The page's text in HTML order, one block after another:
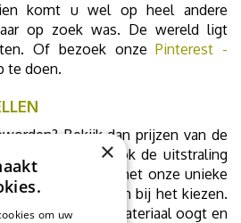
komt u wel op heel andere
op zoek was. De wereld ligt
Of bezoek onzePinterest -
te doen.
Bekijk dan prijzen van de
U kunt ook de uitstraling
uitproberen met onze unieke
zal zeker helpen bij het kiezen.
hoe het materiaal oogt en
×
om uw